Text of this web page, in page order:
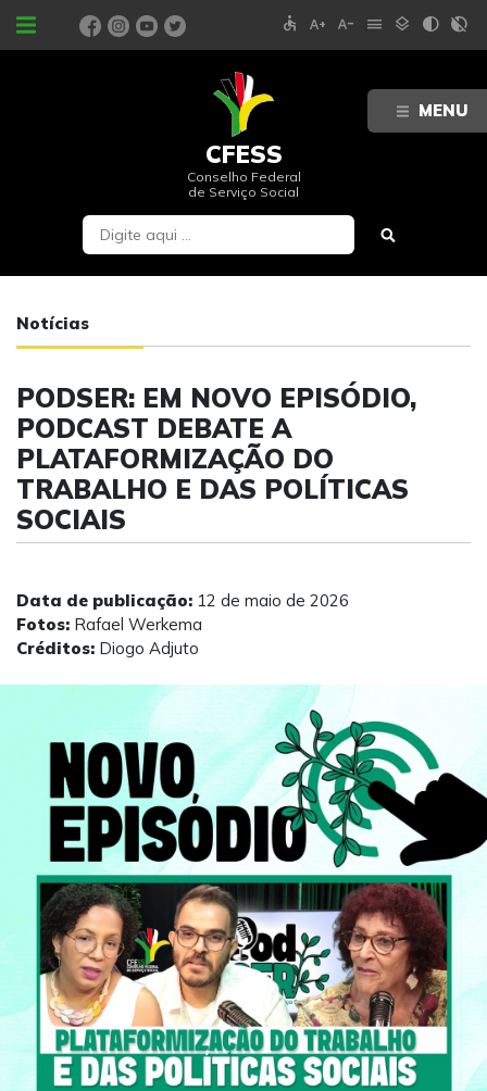
MENU
PORTAIS accessible text_increase text_decrease menu layers contrast contrast_rtl_off
CFESS
Conselho Federal
de Serviço Social
Notícias
PODSER: EM NOVO EPISÓDIO,
PODCAST DEBATE A
PLATAFORMIZAÇÃO DO
TRABALHO E DAS POLÍTICAS
SOCIAIS
Data de publicação: 12 de maio de 2026
Fotos: Rafael Werkema
Créditos: Diogo Adjuto